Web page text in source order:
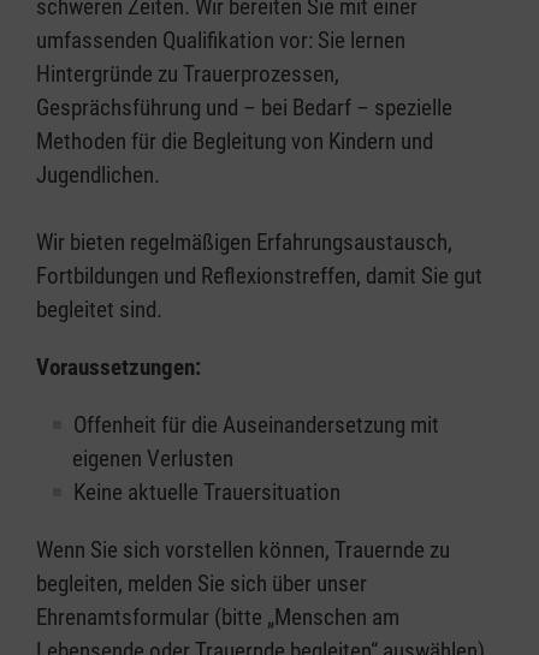
schweren Zeiten. Wir bereiten Sie mit einer
umfassenden Qualifikation vor: Sie lernen
Hintergründe zu Trauerprozessen,
Gesprächsführung und – bei Bedarf – spezielle
Methoden für die Begleitung von Kindern und
Jugendlichen.
Wir bieten regelmäßigen Erfahrungsaustausch,
Fortbildungen und Reflexionstreffen, damit Sie gut
begleitet sind.
Voraussetzungen:
Offenheit für die Auseinandersetzung mit
eigenen Verlusten
Keine aktuelle Trauersituation
Wenn Sie sich vorstellen können, Trauernde zu
begleiten, melden Sie sich über unser
Ehrenamtsformular (bitte „Menschen am